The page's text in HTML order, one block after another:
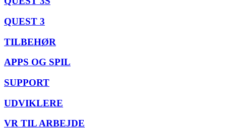
QUEST 3
TILBEHØR
APPS OG SPIL
SUPPORT
UDVIKLERE
VR TIL ARBEJDE